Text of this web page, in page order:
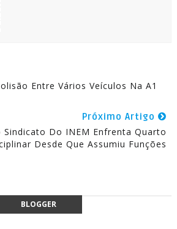
Entre Vários Veículos Na A1
Próximo Artigo
Sindicato Do INEM Enfrenta Quarto
Desde Que Assumiu Funções
BLOGGER